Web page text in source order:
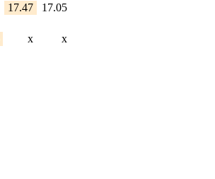
17.47 17.05
x x